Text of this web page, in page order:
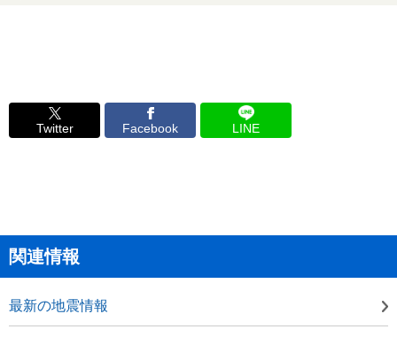
Twitter Facebook LINE
関連情報
最新の地震情報